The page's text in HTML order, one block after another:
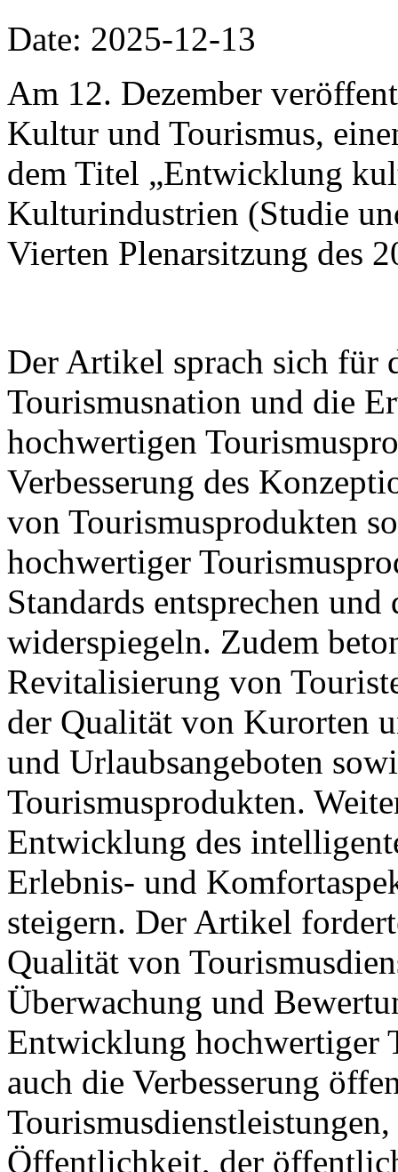
Date: 2025-12-13
Am 12. Dezember
Kultur und Tourismus,
dem Titel „Entwicklung
Kulturindustrien (Studie
Vierten Plenarsitzung des
Der Artikel sprach sich für
Tourismusnation und die
hochwertigen
Verbesserung des
von Tourismusprodukten
hochwertiger
Standards entsprechen
widerspiegeln. Zudem
Revitalisierung von
der Qualität von Kurorten
und Urlaubsangeboten
Tourismusprodukten.
Entwicklung des
Erlebnis- und
steigern. Der Artikel
Qualität von
Überwachung und
Entwicklung hochwertiger
auch die Verbesserung
Öffentlichkeit, der